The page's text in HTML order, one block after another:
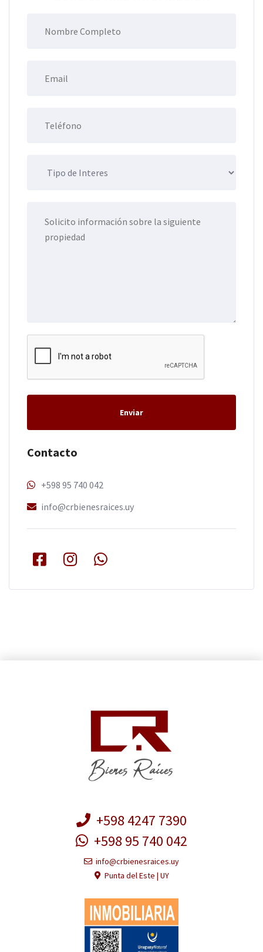
Enviar
Contacto
+598 95 740 042
info@crbienesraices.uy
+598 4247 7390
+598 95 740 042
info@crbienesraices.uy
Punta del Este | UY